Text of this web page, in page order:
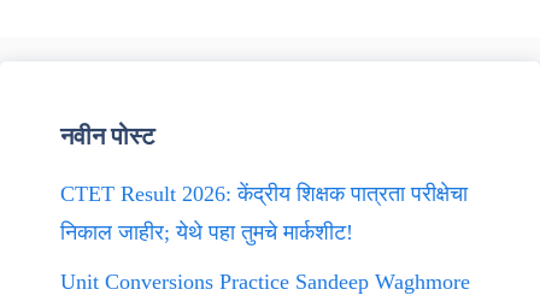
नवीन पोस्ट
CTET Result 2026: केंद्रीय शिक्षक पात्रता परीक्षेचा
निकाल जाहीर; येथे पहा तुमचे मार्कशीट!
Unit Conversions Practice Sandeep Waghmore